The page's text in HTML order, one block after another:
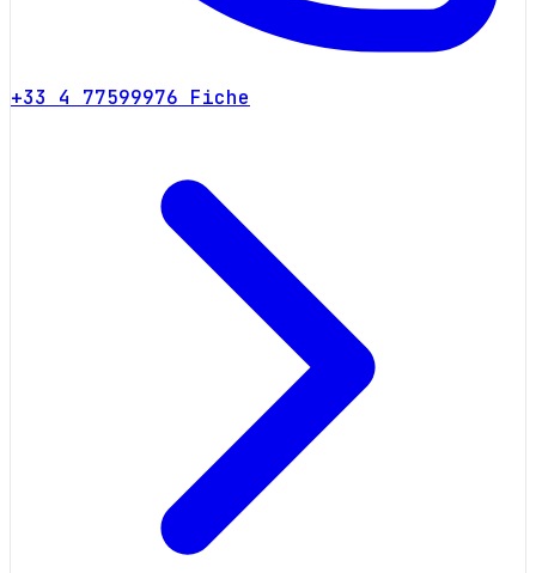
+33 4 77599976 Fiche